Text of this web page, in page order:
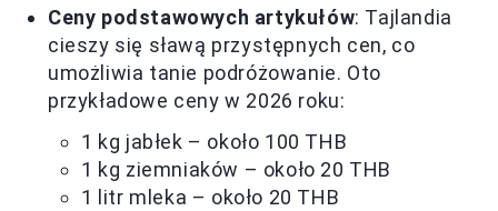
Ceny podstawowych artykułów: Tajlandia
cieszy się sławą przystępnych cen, co
umożliwia tanie podróżowanie. Oto
przykładowe ceny w 2026 roku:
1 kg jabłek – około 100 THB
1 kg ziemniaków – około 20 THB
1 litr mleka – około 20 THB